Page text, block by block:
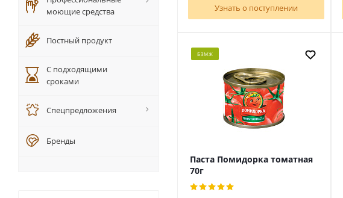
Узнать о поступлении
БЗМЖ
Паста Помидорка томатная
70г
моющие средства
Постный продукт
С подходящими
сроками
Спецпредложения
Бренды